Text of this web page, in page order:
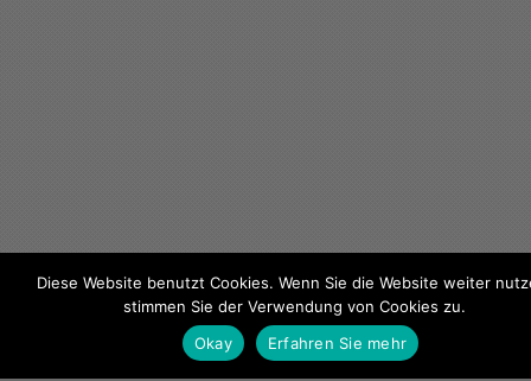
KONTAKT / DATENSCHUTZ
IMPRESSUM
COPYRIGHT © 2018 ANDRAJ SONNENKALB
Diese Website benutzt Cookies. Wenn Sie die Website weiter
stimmen Sie der Verwendung von Cookies zu.
Okay
Erfahren Sie mehr